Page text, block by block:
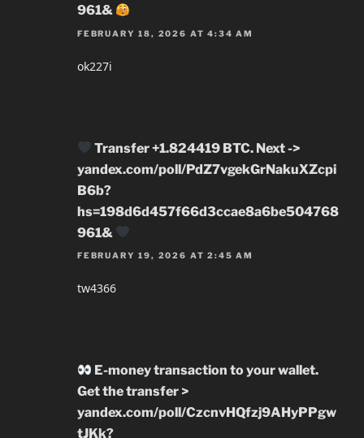
961&
FEBRUARY 18, 2026 AT 4:34 AM
ok227i
Transfer +1.824419 BTC. Next ->
yandex.com/poll/PdZ7vgekGrNakuXZcpi
B6b?
hs=198d6d457f66d3ccae8a6be504768
961&
FEBRUARY 19, 2026 AT 2:45 AM
tw4366
E-money transaction to your wallet.
Get the transfer >
yandex.com/poll/CzcnvHQfzj9AHyPPgw
tJKk?